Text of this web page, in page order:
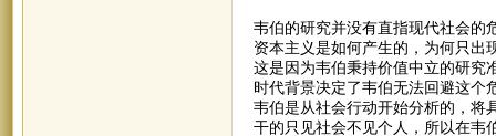
韦伯的研究并没有直指现代社会的
资本主义是如何产生的，为何只出
这是因为韦伯秉持价值中立的研究
时代背景决定了韦伯无法回避这个
韦伯是从社会行动开始分析的，将
干的只见社会不见个人，所以在韦